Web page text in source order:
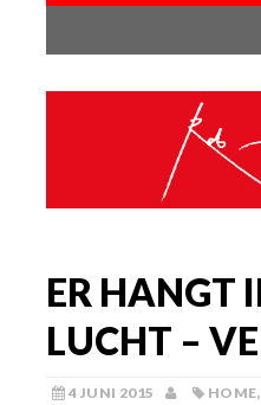
ER HANGT
LUCHT –
4 JUNI 2015 HOME,